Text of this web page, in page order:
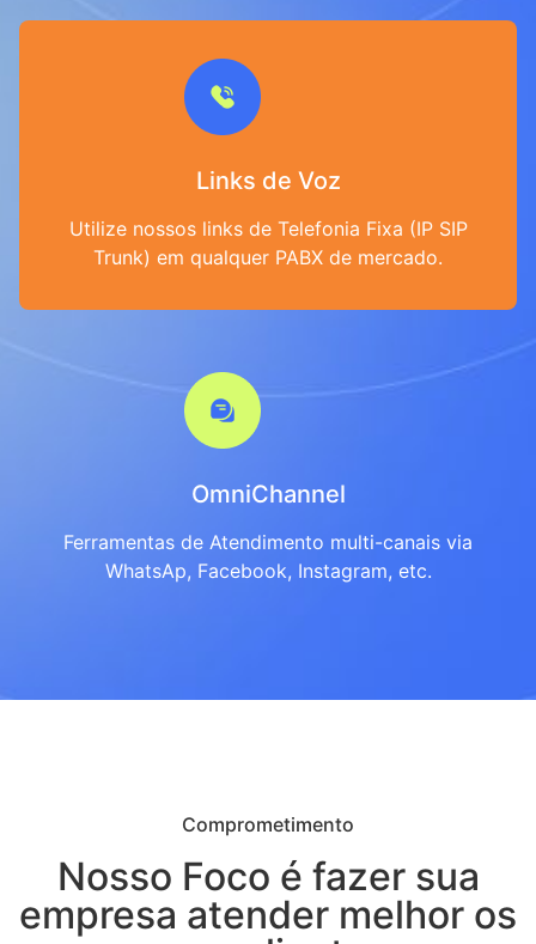
Links de Voz
Utilize nossos links de Telefonia Fixa (IP SIP
Trunk) em qualquer PABX de mercado.
OmniChannel
Ferramentas de Atendimento multi-canais via
WhatsAp, Facebook, Instagram, etc.
Comprometimento
Nosso Foco é fazer sua
empresa atender melhor os